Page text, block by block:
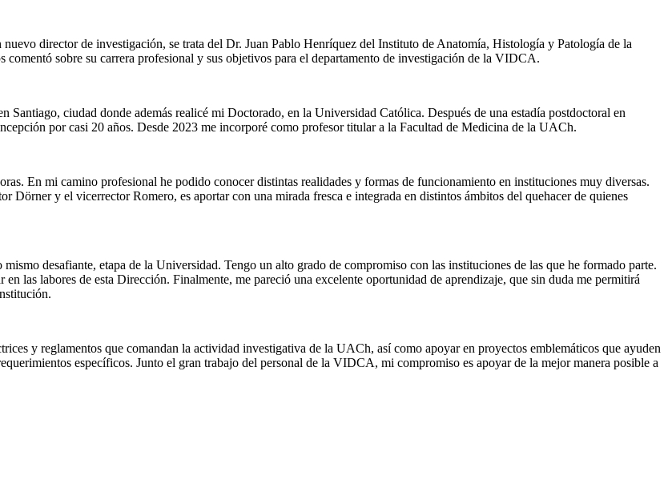
director de investigación, se trata del Dr. Juan Pablo Henríquez del Instituto de Anatomía, Histología y Patología de la
sobre su carrera profesional y sus objetivos para el departamento de investigación de la VIDCA.
ciudad donde además realicé mi Doctorado, en la Universidad Católica. Después de una estadía postdoctoral en
por casi 20 años. Desde 2023 me incorporé como profesor titular a la Facultad de Medicina de la UACh.
En mi camino profesional he podido conocer distintas realidades y formas de funcionamiento en instituciones muy diversas.
y el vicerrector Romero, es aportar con una mirada fresca e integrada en distintos ámbitos del quehacer de quienes
desafiante, etapa de la Universidad. Tengo un alto grado de compromiso con las instituciones de las que he formado parte.
las labores de esta Dirección. Finalmente, me pareció una excelente oportunidad de aprendizaje, que sin duda me permitirá
y reglamentos que comandan la actividad investigativa de la UACh, así como apoyar en proyectos emblemáticos que ayuden
específicos. Junto el gran trabajo del personal de la VIDCA, mi compromiso es apoyar de la mejor manera posible a